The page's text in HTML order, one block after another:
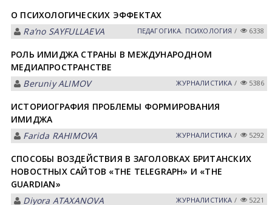
О ПСИХОЛОГИЧЕСКИХ ЭФФЕКТАХ
Raʼno SАYFULLАEVА
ПЕДАГОГИКА. ПСИХОЛОГИЯ / 6338
РОЛЬ ИМИДЖА СТРАНЫ В МЕЖДУНАРОДНОМ
МЕДИАПРОСТРАНСТВЕ
Beruniy ALIMOV
ЖУРНАЛИСТИКА / 5386
ИСТОРИОГРАФИЯ ПРОБЛЕМЫ ФОРМИРОВАНИЯ
ИМИДЖА
Farida RАHIMOVА
ЖУРНАЛИСТИКА / 5292
СПОСОБЫ ВОЗДЕЙСТВИЯ В ЗАГОЛОВКАХ БРИТАНСКИХ
НОВОСТНЫХ САЙТОВ «THE TELEGRAPH» И «THE
GUARDIAN»
Diyora АTАXАNOVА
ЖУРНАЛИСТИКА / 5221